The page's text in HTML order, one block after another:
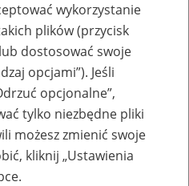
lub
zakładów pracy
wykorzystanie
plików (przycisk
dostosować swoje
opcjami”). Jeśli
opcjonalne”,
tylko niezbędne pliki
możesz zmienić swoje
kliknij „Ustawienia